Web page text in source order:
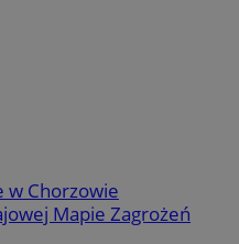
w Chorzowie
Mapie Zagrożeń